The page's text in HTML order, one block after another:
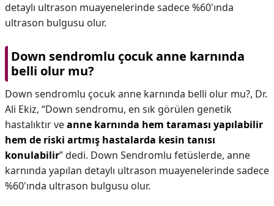
detaylı ultrason muayenelerinde sadece %60'ında
ultrason bulgusu olur.
Down sendromlu çocuk anne karnında
belli olur mu?
Down sendromlu çocuk anne karnında belli olur mu?, Dr.
Ali Ekiz, “Down sendromu, en sık görülen genetik
hastalıktır veanne karnında hem taraması yapılabilir
hem de riski artmış hastalarda kesin tanısı
konulabilir” dedi. Down Sendromlu fetüslerde, anne
karnında yapılan detaylı ultrason muayenelerinde sadece
%60'ında ultrason bulgusu olur.